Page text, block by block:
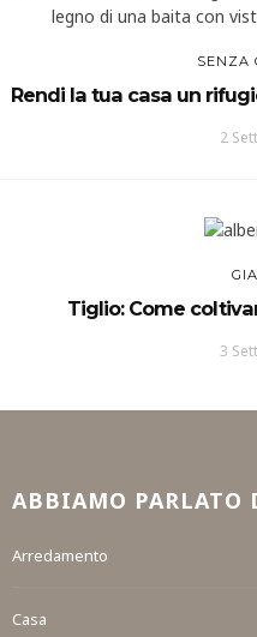
SENZA
Rendi la tua casa un
2
Tiglio: Come
3
ABBIAMO PARLATO
Arredamento
Casa